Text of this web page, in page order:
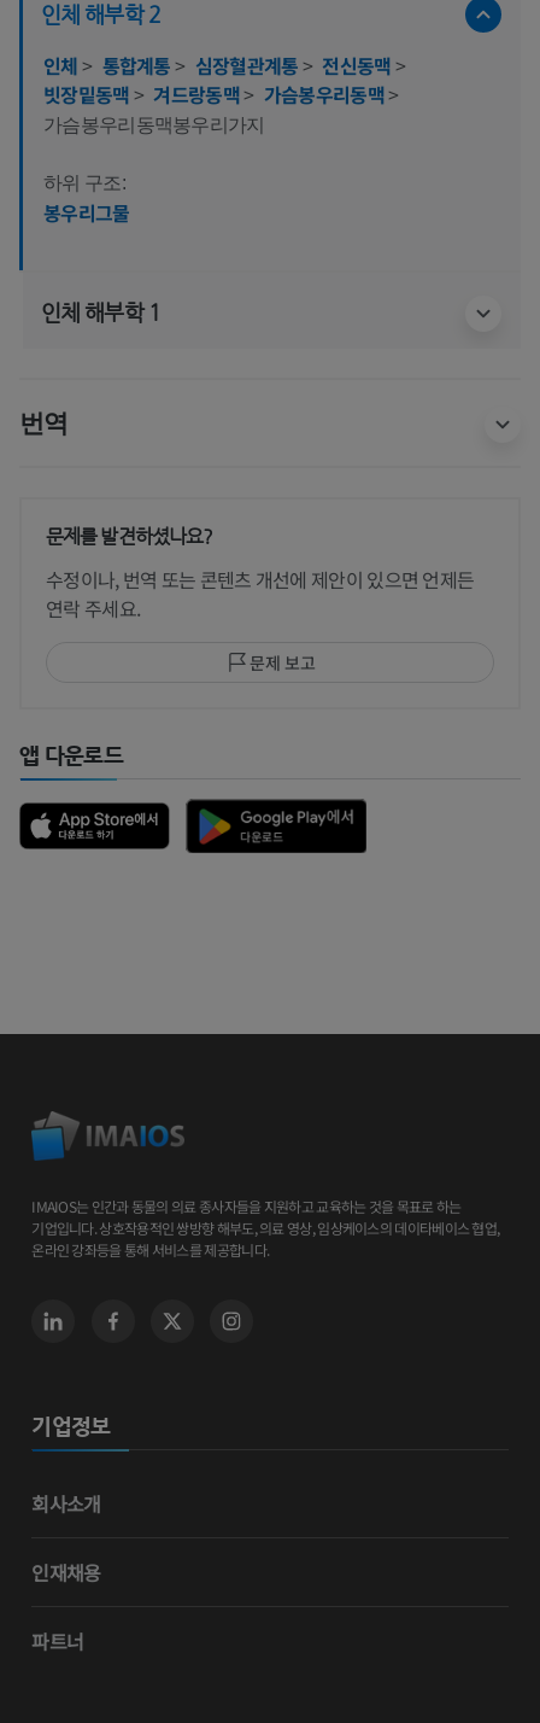
인체 해부학 2
인체> 통합계통> 심장혈관계통> 전신동맥>
빗장밑동맥> 겨드랑동맥> 가슴봉우리동맥>
가슴봉우리동맥봉우리가지
하위 구조:
봉우리그물
인체 해부학 1
번역
문제를 발견하셨나요?
수정이나, 번역 또는 콘텐츠 개선에 제안이 있으면 언제든
연락 주세요.
문제 보고
앱 다운로드
IMAIOS는 인간과 동물의 의료 종사자들을 지원하고 교육하는 것을 목표로 하는
기업입니다. 상호작용적인 쌍방향 해부도, 의료 영상, 임상케이스의 데이타베이스 협업,
온라인 강좌등을 통해 서비스를 제공합니다.
기업정보
회사소개
인재채용
파트너